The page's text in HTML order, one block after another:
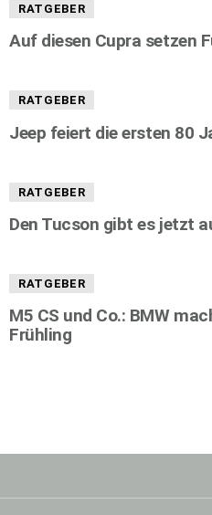
RATGEBER
Auf diesen Cupra setzen
RATGEBER
Jeep feiert die ersten 80
RATGEBER
Den Tucson gibt es jetzt
RATGEBER
M5 CS und Co.: BMW
Frühling